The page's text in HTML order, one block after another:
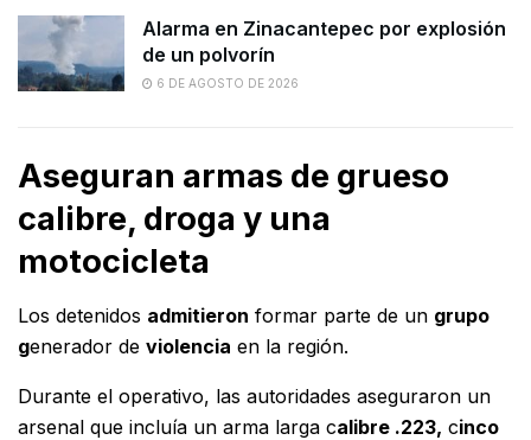
Alarma en Zinacantepec por explosión
de un polvorín
6 DE AGOSTO DE 2026
Aseguran armas de grueso
calibre, droga y una
motocicleta
Los detenidos admitieron formar parte de un grupo
generador de violencia en la región.
Durante el operativo, las autoridades aseguraron un
arsenal que incluía un arma larga calibre .223, cinco